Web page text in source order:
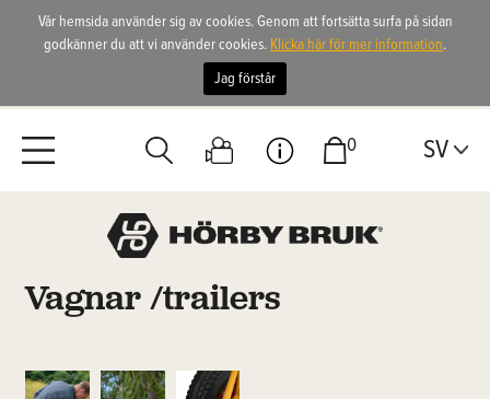
0 SV
Vagnar /trailers
Vår hemsida använder sig av cookies. Genom att fortsätta surfa på sidan
godkänner du att vi använder cookies. Klicka här för mer information.
Jag förstår